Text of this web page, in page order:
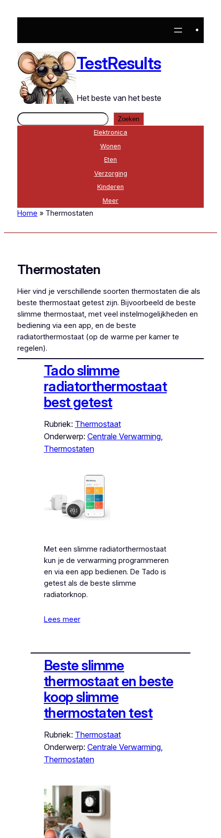
TestResults
Het beste van het beste
Zoeken
Zoeken
Elektronica
Wonen
Eten
Verzorging
Kinderen
Meer
Home »Thermostaten
Thermostaten
Hier vind je verschillende soorten thermostaten die als
beste thermostaat getest zijn. Bijvoorbeeld de beste
slimme thermostaat, met veel instelmogelijkheden en
bediening via een app, en de beste
radiatorthermostaat (op de warme per kamer te
regelen).
Tado slimme
radiatorthermostaat
best getest
Rubriek: Thermostaat
Onderwerp: Centrale Verwarming
Thermostaten
Met een slimme radiatorthermostaat
kun je de verwarming programmeren
en via een app bedienen. De Tado is
getest als de beste slimme
radiatorknop.
Lees meer
Beste slimme
thermostaat en beste
koop slimme
thermostaten test
Rubriek: Thermostaat
Onderwerp: Centrale Verwarming
Thermostaten